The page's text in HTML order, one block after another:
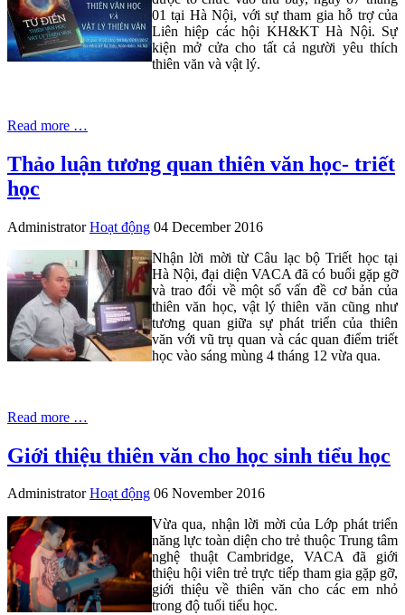
01 tại Hà Nội, với sự tham gia hỗ trợ của
Liên hiệp các hội KH&KT Hà Nội. Sự
kiện mở cửa cho tất cả người yêu thích
thiên văn và vật lý.
Read more …
Thảo luận tương quan thiên văn học- triết
học
Administrator Hoạt động 04 December 2016
Nhận lời mời từ Câu lạc bộ Triết học tại
Hà Nội, đại diện VACA đã có buổi gặp gỡ
và trao đổi về một số vấn đề cơ bản của
thiên văn học, vật lý thiên văn cũng như
tương quan giữa sự phát triển của thiên
văn với vũ trụ quan và các quan điểm triết
học vào sáng mùng 4 tháng 12 vừa qua.
Read more …
Giới thiệu thiên văn cho học sinh tiểu học
Administrator Hoạt động 06 November 2016
Vừa qua, nhận lời mời của Lớp phát triển
năng lực toàn diện cho trẻ thuộc Trung tâm
nghệ thuật Cambridge, VACA đã giới
thiệu hội viên trẻ trực tiếp tham gia gặp gỡ,
giới thiệu về thiên văn cho các em nhỏ
trong độ tuổi tiểu học.